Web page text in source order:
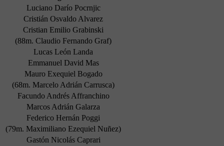
Luciano Darío Pocrnjic
Cristián Osvaldo Alvarez
Cristian Emilio Grabinski
(88m. Claudio Fernando Graf)
Lucas León Landa
Emmanuel David Mas
Mauro Exequiel Bogado
(68m. Marcelo Adrián Carrusca)
Facundo Andrés Affranchino
Marcos Adrián Galarza
Federico Hernán Poggi
(79m. Maximiliano Ezequiel Nuñez)
Gastón Nicolás Caprari